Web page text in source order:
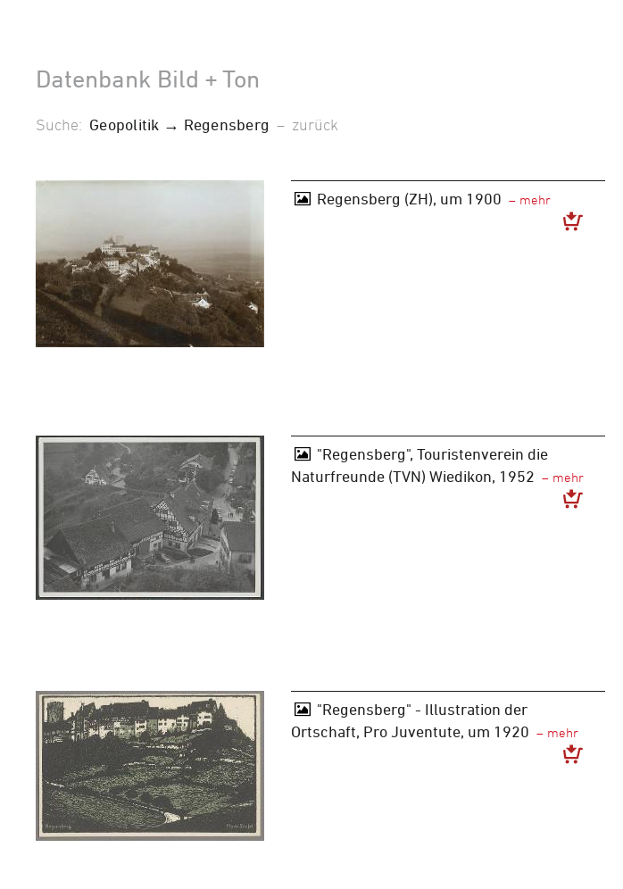
Datenbank Bild + Ton
Suche: Geopolitik → Regensberg – zurück
Regensberg (ZH), um 1900
"Regensberg", Touristenverein die
Naturfreunde (TVN) Wiedikon, 1952
"Regensberg" - Illustration der
Ortschaft, Pro Juventute, um 1920